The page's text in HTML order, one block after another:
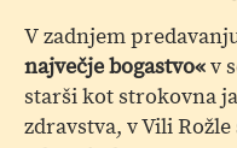
V zadnjem
največje bogastvo«v
starši kot strokovna
zdravstva, v Vili